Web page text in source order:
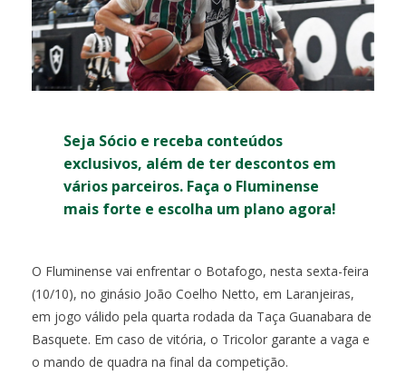
Seja Sócio e receba conteúdos
exclusivos, além de ter descontos em
vários parceiros. Faça o Fluminense
mais forte e escolha um plano agora!
O Fluminense vai enfrentar o Botafogo, nesta sexta-feira
(10/10), no ginásio João Coelho Netto, em Laranjeiras,
em jogo válido pela quarta rodada da Taça Guanabara de
Basquete. Em caso de vitória, o Tricolor garante a vaga e
o mando de quadra na final da competição.